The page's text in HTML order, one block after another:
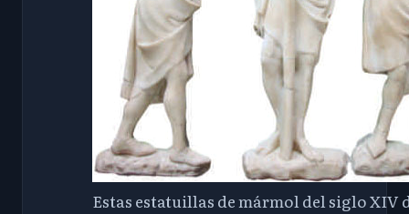
Estas estatuillas de mármol del siglo XIV